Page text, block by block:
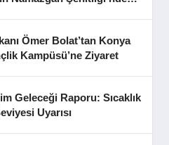
Ömer Bolat’tan Konya
Kampüsü’ne Ziyaret
Geleceği Raporu: Sıcaklık
Uyarısı